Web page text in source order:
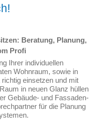
Beratung, Planung,
Profi
Ihrer individuellen
Wohnraum, sowie in
einsetzen und mit
in neuen Glanz hüllen
Gebäude- und Fassaden-
für die Planung